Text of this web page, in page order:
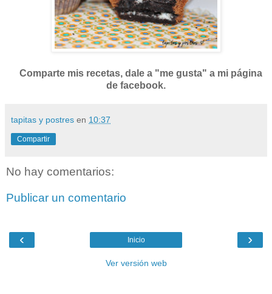
Comparte mis recetas, dale a "me gusta" a mi página
de facebook.
tapitas y postres en 10:37
Compartir
No hay comentarios:
Publicar un comentario
‹ ›
Inicio
Ver versión web